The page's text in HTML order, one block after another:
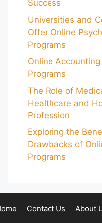
Success
Universities and
Offer Online
Programs
Online Accounting
Programs
The Role of
Healthcare and
Profession
Exploring the
Drawbacks of
Programs
Contact Us About